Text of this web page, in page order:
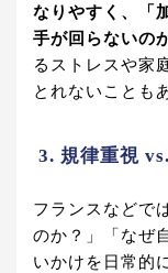
なりやすく、「
手が回らないの
るストレスや家
とれないことも
3. 規律重視
フランスなどで
のか？」「なぜ
いかけを日常的